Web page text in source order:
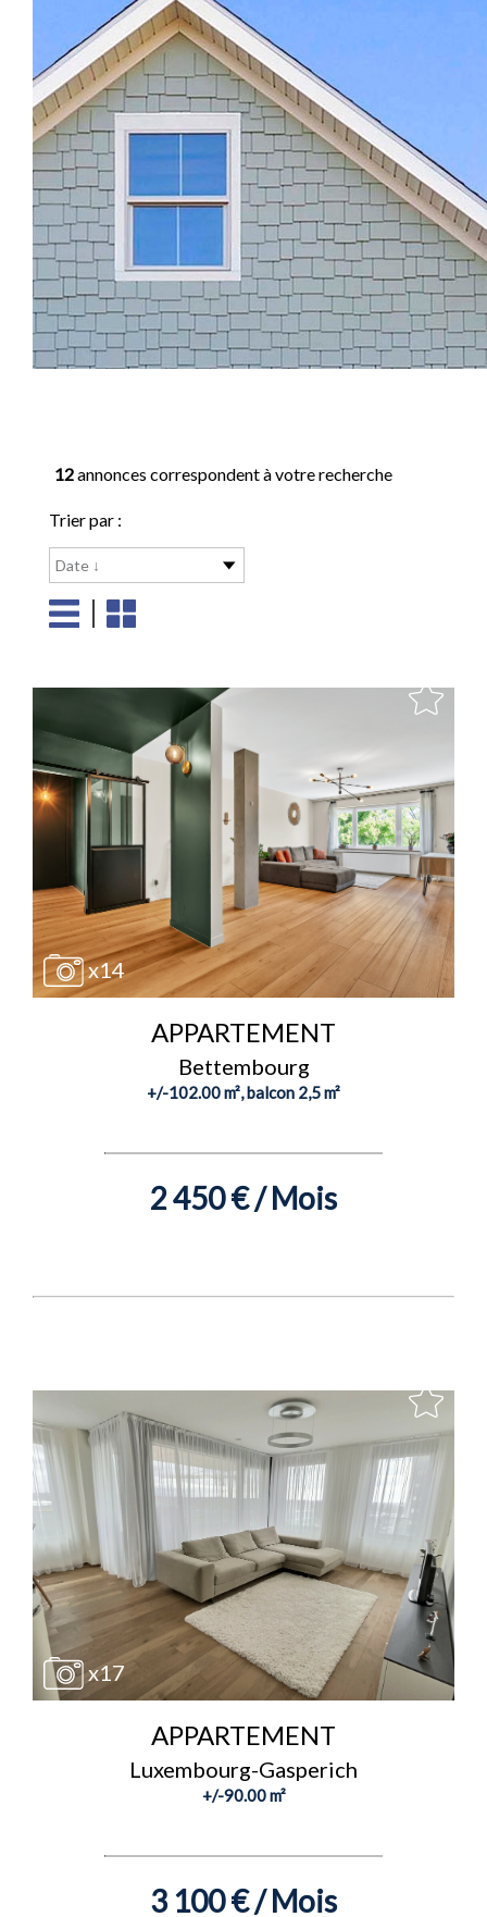
12annonces correspondent à votre recherche
Trier par :
Date ↓
x14
APPARTEMENT
Bettembourg
+/-102.00 m², balcon 2,5 m²
2 450 € / Mois
x17
APPARTEMENT
Luxembourg-Gasperich
+/-90.00 m²
3 100 € / Mois